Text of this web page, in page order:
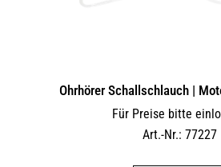
Ohrhörer Schallschlauch |
Für Preise bitte
Art.-Nr.: 77227